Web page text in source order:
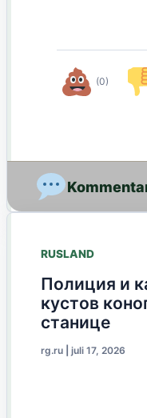
(0)
RUSLAND
Полиция и
кустов
станице
rg.ru juli 17, 2026